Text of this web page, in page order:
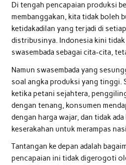
Di tengah pencapaian produksi
membanggakan, kita tidak boleh
ketidakadilan yang terjadi di
distribusinya. Indonesia kini
swasembada sebagai cita-cita,
Namun swasembada yang
soal angka produksi yang tinggi.
ketika petani sejahtera,
dengan tenang, konsumen
dengan harga wajar, dan tidak
keserakahan untuk merampas
Tantangan ke depan adalah
pencapaian ini tidak digerogoti